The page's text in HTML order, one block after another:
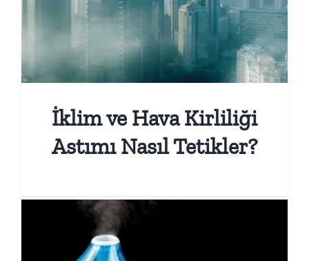
İklim ve Hava Kirliliği
Astımı Nasıl Tetikler?